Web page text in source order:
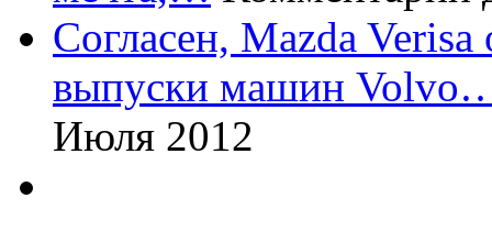
Согласен, Mazda
выпуски машин
Июля 2012